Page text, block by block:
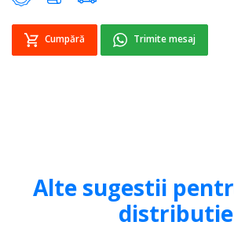
Cumpără Trimite mesaj
Alte sugestii
distributie